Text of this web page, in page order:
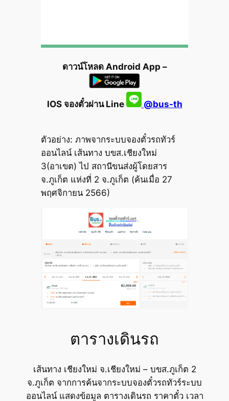
ดาวน์โหลด Android App –
IOS จองตั๋วผ่าน Line @bus-th
ตัวอย่าง: ภาพจากระบบจองตั๋วรถทัวร์
ออนไลน์ เส้นทาง บขส.เชียงใหม่
3(อาเขต) ไป สถานีขนส่งผู้โดยสาร
จ.ภูเก็ต แห่งที่ 2 จ.ภูเก็ต (ค้นเมื่อ 27
พฤศจิกายน 2566)
ตารางเดินรถ
เส้นทาง เชียงใหม่ จ.เชียงใหม่ – บขส.ภูเก็ต 2
จ.ภูเก็ต จากการค้นจากระบบจองตั๋วรถทัวร์ระบบ
ออนไลน์ แสดงข้อมูล ตารางเดินรถ ราคาตั๋ว เวลา